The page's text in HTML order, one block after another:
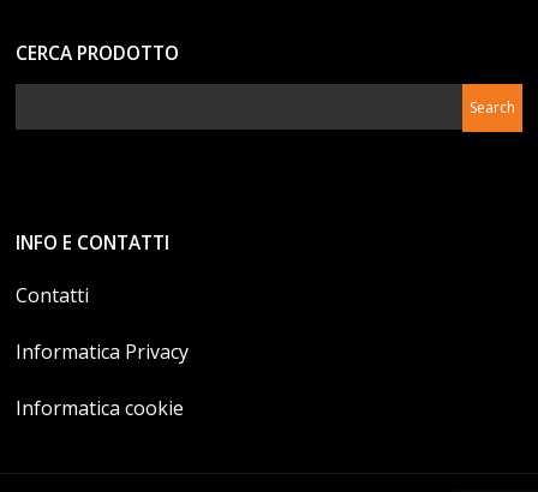
CERCA PRODOTTO
INFO E CONTATTI
Contatti
Informatica Privacy
Informatica cookie